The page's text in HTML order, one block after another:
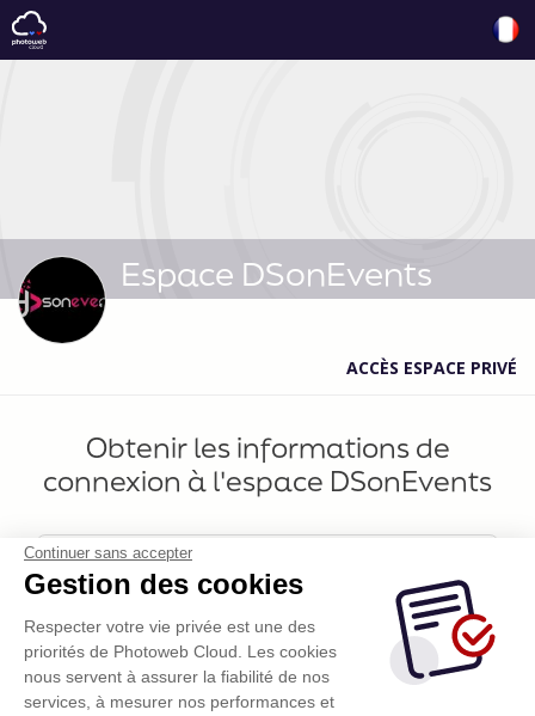
Continuer sans accepter
Gestion des cookies
Respecter votre vie privée est une des
priorités de Photoweb Cloud. Les cookies
nous servent à assurer la fiabilité de nos
services, à mesurer nos performances et
Espace DSonEvents
ACCÈS ESPACE PRIVÉ
Obtenir les informations de
connexion à l'espace DSonEvents